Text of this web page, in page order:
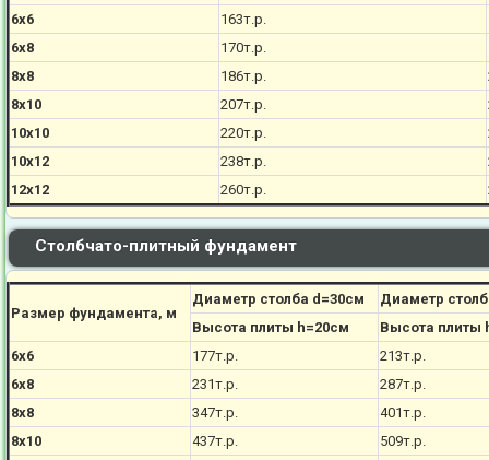
6х6
163т.р.
6х8
170т.р.
8х8
186т.р.
8х10
207т.р.
10х10
220т.р.
10х12
238т.р.
12х12
260т.р.
Столбчато-плитный фундамент
Размер фундамента, м
Диаметр столба d=30см
Диаметр
Высота плиты h=20см
Высота плиты
6х6
177т.р. 213т.р.
6х8
231т.р. 287т.р.
8х8
347т.р. 401т.р.
8х10
437т.р. 509т.р.